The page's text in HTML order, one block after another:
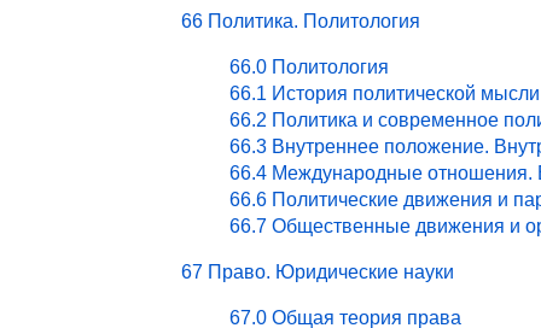
66 Политика. Политология
66.0 Политология
66.1 История политической мысли
66.2 Политика и современное
66.3 Внутреннее положение.
66.4 Международные отношения.
66.6 Политические движения и
66.7 Общественные движения и
67 Право. Юридические науки
67.0 Общая теория права